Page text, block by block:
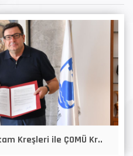
Kreşleri ile ÇOMÜ Kr..